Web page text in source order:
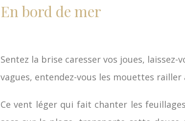
En bord de mer
Sentez la brise caresser vos joues,
vagues, entendez-vous les mouettes railler
Ce vent léger qui fait chanter les